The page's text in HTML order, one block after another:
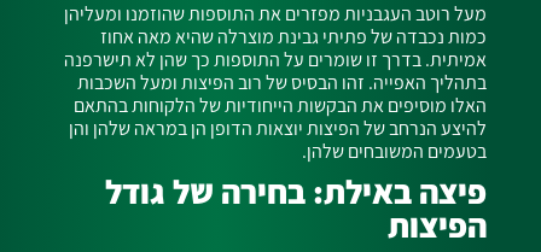
מעל רוטב העגבניות מפזרים את התוספות שהוזמנו ומעליהן
כמות נכבדה של פתיתי גבינת מוצרלה שהיא מאה אחוז
אמיתית. בדרך זו שומרים על התוספות כך שהן לא תישרפנה
בתהליך האפייה. זהו הבסיס של רוב הפיצות ומעל השכבות
האלו מוסיפים את הבקשות הייחודיות של הלקוחות בהתאם
להיצע הנרחב של הפיצות יוצאות הדופן הן במראה שלהן והן
בטעמים המשובחים שלהן.
פיצה באילת: בחירה של גודל
הפיצות